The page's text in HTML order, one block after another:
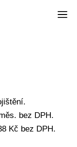
bez DPH.
Kč bez DPH.